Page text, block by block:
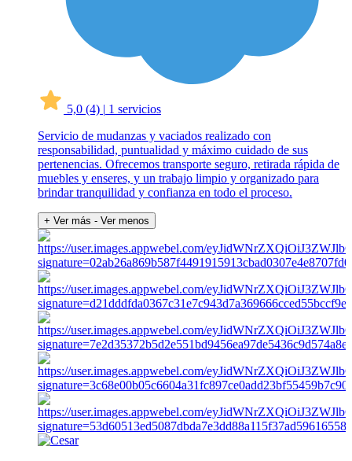
5,0 (4) | 1 servicios
Servicio de mudanzas y vaciados realizado con
responsabilidad, puntualidad y máximo cuidado de sus
pertenencias. Ofrecemos transporte seguro, retirada rápida de
muebles y enseres, y un trabajo limpio y organizado para
brindar tranquilidad y confianza en todo el proceso.
+ Ver más - Ver menos